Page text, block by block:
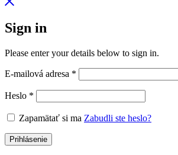
Sign in
Please enter your details below to sign in.
E-mailová adresa *
Heslo *
Zapamätať si ma Zabudli ste heslo?
Prihlásenie